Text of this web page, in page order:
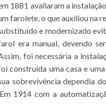
1881 avaliaram a
farolete, o que auxiliou na
e modernizado
era manual, devendo
foi necessária a
construída uma casa e
sobrevivência dependia
1914 com a